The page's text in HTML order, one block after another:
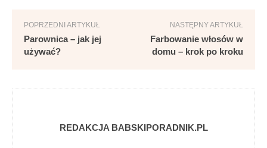
POPRZEDNI ARTYKUŁ
Parownica – jak jej
używać?
NASTĘPNY ARTYKUŁ
Farbowanie włosów w
domu – krok po kroku
REDAKCJA BABSKIPORADNIK.PL